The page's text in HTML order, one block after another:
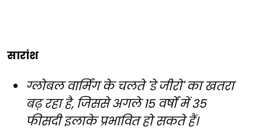
सारांश
ग्लोबल वार्मिंग के चलते 'डे जीरो' का खतरा
बढ़ रहा है, जिससे अगले 15 वर्षों में 35
फीसदी इलाके प्रभावित हो सकते हैं।